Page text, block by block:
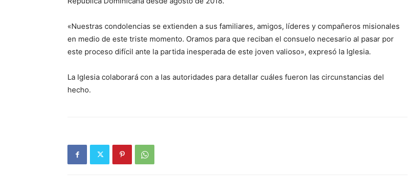
«Nuestras condolencias se extienden a sus familiares, amigos, líderes y compañeros misionales
en medio de este triste momento. Oramos para que reciban el consuelo necesario al pasar por
este proceso difícil ante la partida inesperada de este joven valioso», expresó la Iglesia.
La Iglesia colaborará con a las autoridades para detallar cuáles fueron las circunstancias del
hecho.